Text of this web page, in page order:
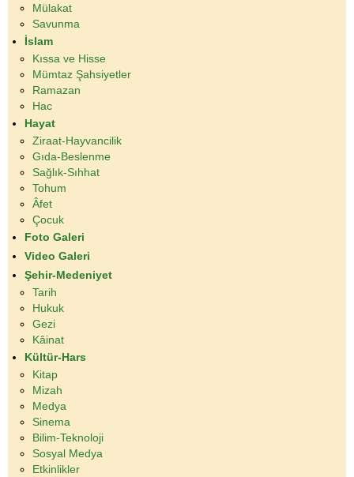
Mülakat
Savunma
İslam
Kıssa ve Hisse
Mümtaz Şahsiyetler
Ramazan
Hac
Hayat
Ziraat-Hayvancilik
Gıda-Beslenme
Sağlık-Sıhhat
Tohum
Âfet
Çocuk
Foto Galeri
Video Galeri
Şehir-Medeniyet
Tarih
Hukuk
Gezi
Kâinat
Kültür-Hars
Kitap
Mizah
Medya
Sinema
Bilim-Teknoloji
Sosyal Medya
Etkinlikler